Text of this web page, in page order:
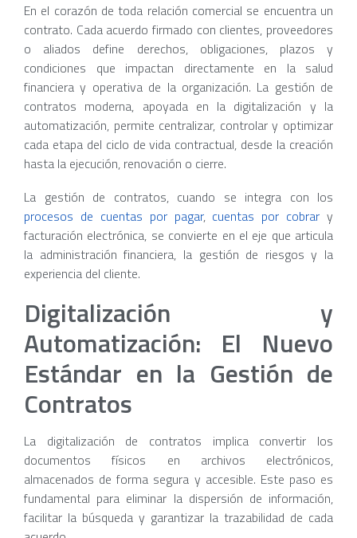
En el corazón de toda relación comercial se encuentra un
contrato. Cada acuerdo firmado con clientes, proveedores
o aliados define derechos, obligaciones, plazos y
condiciones que impactan directamente en la salud
financiera y operativa de la organización. La gestión de
contratos moderna, apoyada en la digitalización y la
automatización, permite centralizar, controlar y optimizar
cada etapa del ciclo de vida contractual, desde la creación
hasta la ejecución, renovación o cierre.
La gestión de contratos, cuando se integra con los
procesos de cuentas por pagar, cuentas por cobrar y
facturación electrónica, se convierte en el eje que articula
la administración financiera, la gestión de riesgos y la
experiencia del cliente.
Digitalización y
Automatización: El Nuevo
Estándar en la Gestión de
Contratos
La digitalización de contratos implica convertir los
documentos físicos en archivos electrónicos,
almacenados de forma segura y accesible. Este paso es
fundamental para eliminar la dispersión de información,
facilitar la búsqueda y garantizar la trazabilidad de cada